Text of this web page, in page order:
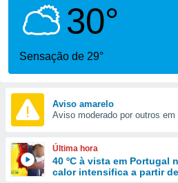
fornecidas
a este
das
e
forma
digital
30°
Sensação de 29°
Aviso amarelo
Aviso moderado por outros
Última hora
40 ºC à vista em Portugal
calor intensifica a partir